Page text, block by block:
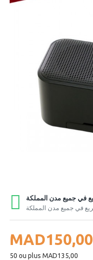
في جميع مدن المملكة
في جميع مدن المملكة
MAD150,00
50 ou plus MAD135,00